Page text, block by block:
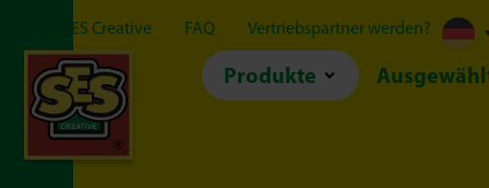
Über SES Creative FAQ Vertriebspartner werden?
Produkte